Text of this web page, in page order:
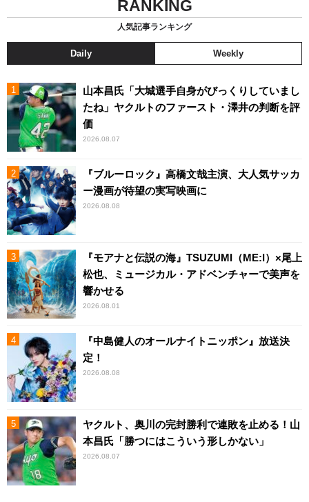
RANKING
人気記事ランキング
Daily Weekly
山本昌氏「大城選手自身がびっくりしていまし
たね」ヤクルトのファースト・澤井の判断を評
価
2026.08.07
『ブルーロック』高橋文哉主演、大人気サッカ
ー漫画が待望の実写映画に
2026.08.08
『モアナと伝説の海』TSUZUMI（ME:I）×尾上
松也、ミュージカル・アドベンチャーで美声を
響かせる
2026.08.01
『中島健人のオールナイトニッポン』放送決
定！
2026.08.08
ヤクルト、奥川の完封勝利で連敗を止める！山
本昌氏「勝つにはこういう形しかない」
2026.08.07